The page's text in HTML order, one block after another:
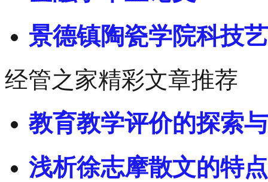
景德镇陶瓷学院科技
经管之家精彩文章推荐
教育教学评价的探索
浅析徐志摩散文的特